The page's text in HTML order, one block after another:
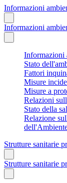
Informazioni
Informazioni
Informazioni
Stato
Fattori
Misure
Misure a
Relazioni
Stato della
Relazione
Strutture sanitarie
Strutture sanitarie